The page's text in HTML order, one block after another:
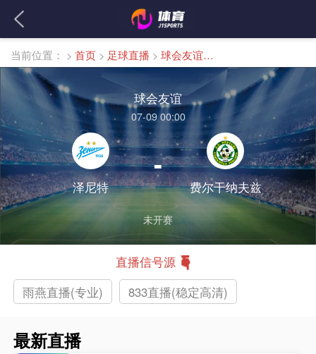
当前位置： > 首页 > 足球直播 > 球会友谊直播
球会友谊
07-09 00:00
泽尼特
-
费尔干纳夫兹
未开赛
直播信号源
雨燕直播(专业)
833直播(稳定高清)
最新直播